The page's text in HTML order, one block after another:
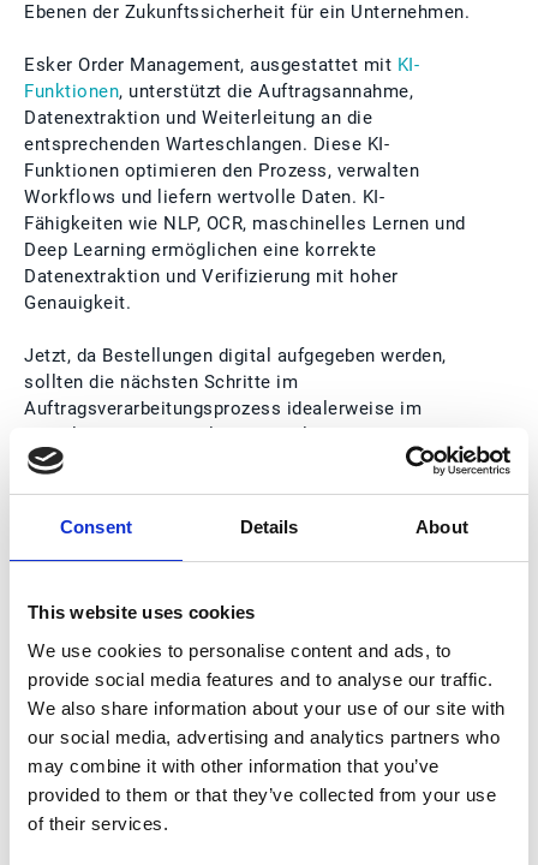
Consent Details About
This website uses cookies
We use cookies to personalise content and ads, to
provide social media features and to analyse our traffic.
We also share information about your use of our site with
our social media, advertising and analytics partners who
may combine it with other information that you’ve
provided to them or that they’ve collected from your use
of their services.
Ebenen der Zukunftssicherheit für ein Unternehmen.
Esker Order Management, ausgestattet mit KI-
Funktionen, unterstützt die Auftragsannahme,
Datenextraktion und Weiterleitung an die
entsprechenden Warteschlangen. Diese KI-
Funktionen optimieren den Prozess, verwalten
Workflows und liefern wertvolle Daten. KI-
Fähigkeiten wie NLP, OCR, maschinelles Lernen und
Deep Learning ermöglichen eine korrekte
Datenextraktion und Verifizierung mit hoher
Genauigkeit.
Jetzt, da Bestellungen digital aufgegeben werden,
sollten die nächsten Schritte im
Auftragsverarbeitungsprozess idealerweise im
digitalen Bereich verbleiben. Jegliche
Umwandlungen in verschiedene Systeme oder
Lieferung an den Kunden. Darüber hinaus wird der
Lieferant nicht in der Lage sein, eine steigende Zahl
bewältigen.
Esker Lösungen haben den Anspruch die modernste
Technologie einzusetzen, einschließlich einer
Vielzahl von KI-Funktionen. Diese wirken sich positiv
auf jeden Schritt des Bestellvorgangs aus:
Empfang und Triage von Bestellungen